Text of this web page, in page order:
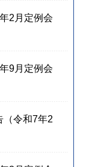
2月定例会
9月定例会
（令和7年2